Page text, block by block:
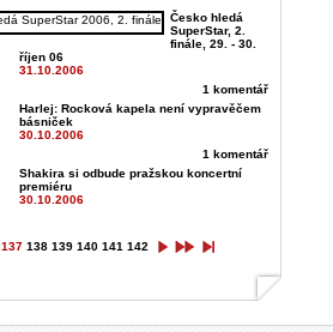
Česko hledá
SuperStar, 2.
finále, 29. - 30.
říjen 06
31.10.2006
1 komentář
Harlej: Rocková kapela není vypravěčem
básniček
30.10.2006
1 komentář
Shakira si odbude pražskou koncertní
premiéru
30.10.2006
137 138 139 140 141 142